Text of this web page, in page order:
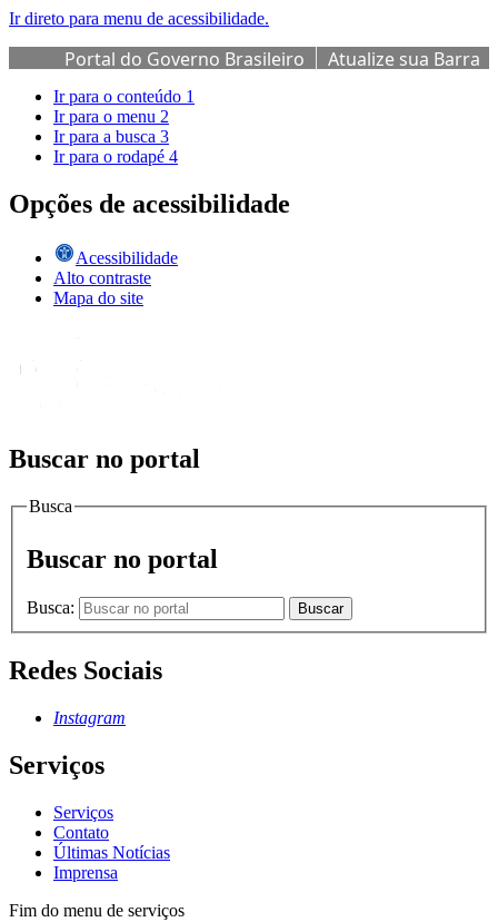
Ir direto para menu de acessibilidade.
Portal do Governo Brasileiro
Atualize sua Barra
de Governo
Ir para o conteúdo 1
Ir para o menu 2
Ir para a busca 3
Ir para o rodapé 4
Opções de acessibilidade
Acessibilidade
Alto contraste
Mapa do site
Buscar no portal
Busca
Buscar no portal
Busca: Buscar
Redes Sociais
Instagram
Serviços
Serviços
Contato
Últimas Notícias
Imprensa
Fim do menu de serviços